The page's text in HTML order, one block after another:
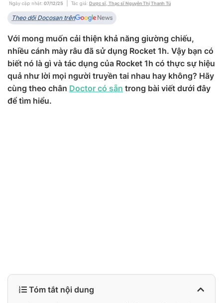
Ngày cập nhật: 07/12/25 Tác giả: Dược sĩ, Thạc sĩ Nguyễn Thị Thanh Tú
Theo dõi Docosan trên
Với mong muốn cải thiện khả năng giường chiếu,
nhiều cánh mày râu đã sử dụng Rocket 1h. Vậy bạn có
biết nó là gì và tác dụng của Rocket 1h có thực sự hiệu
quả như lời mọi người truyền tai nhau hay không? Hãy
cùng theo chân Doctor có sẵn trong bài viết dưới đây
để tìm hiểu.
Tóm tắt nội dung